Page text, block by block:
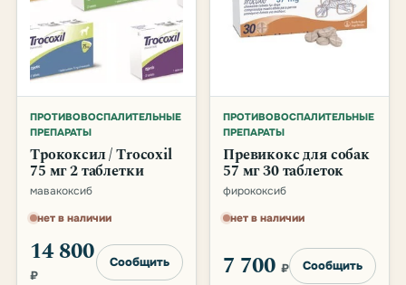
ПРОТИВОВОСПАЛИТЕЛЬНЫЕ
ПРЕПАРАТЫ
Трококсил / Trocoxil
75 мг 2 таблетки
мавакоксиб
нет в наличии
14 800
₽
Сообщить
ПРОТИВОВОСПАЛИТЕЛЬНЫЕ
ПРЕПАРАТЫ
Превикокс для собак
57 мг 30 таблеток
фирококсиб
нет в наличии
7 700 ₽ Сообщить